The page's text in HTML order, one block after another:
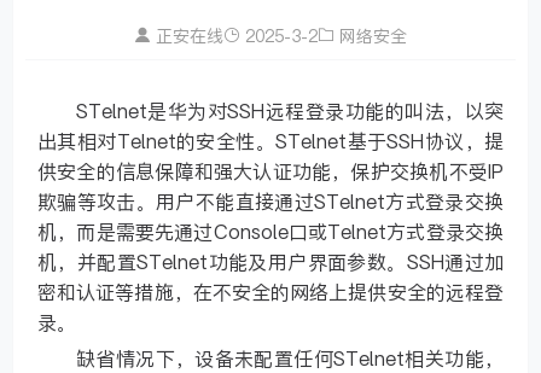
正安在线 2025-3-2 网络安全
STelnet是华为对SSH远程登录功能的叫法，以突
出其相对Telnet的安全性。STelnet基于SSH协议，提
供安全的信息保障和强大认证功能，保护交换机不受IP
欺骗等攻击。用户不能直接通过STelnet方式登录交换
机，而是需要先通过Console口或Telnet方式登录交换
机，并配置STelnet功能及用户界面参数。SSH通过加
密和认证等措施，在不安全的网络上提供安全的远程登
录。
缺省情况下，设备未配置任何STelnet相关功能，